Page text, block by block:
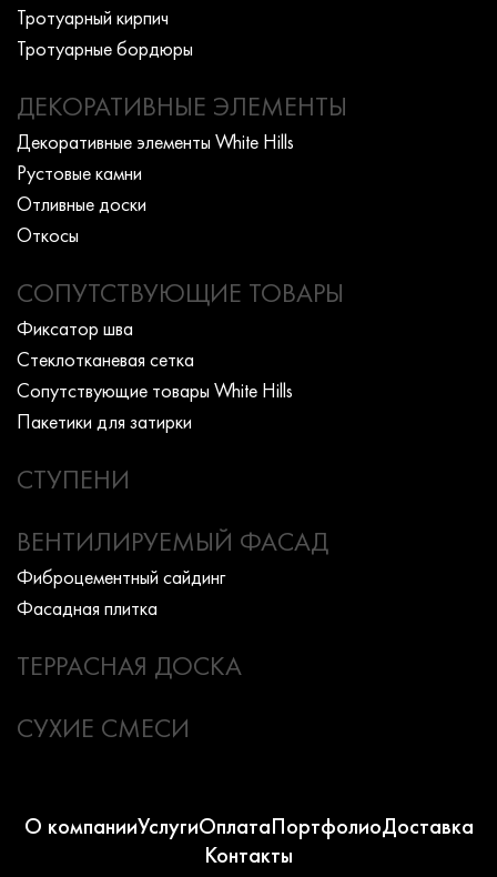
Тротуарный кирпич
Тротуарные бордюры
ДЕКОРАТИВНЫЕ ЭЛЕМЕНТЫ
Декоративные элементы White Hills
Рустовые камни
Отливные доски
Откосы
СОПУТСТВУЮЩИЕ ТОВАРЫ
Фиксатор шва
Стеклотканевая сетка
Сопутствующие товары White Hills
Пакетики для затирки
СТУПЕНИ
ВЕНТИЛИРУЕМЫЙ ФАСАД
Фиброцементный сайдинг
Фасадная плитка
ТЕРРАСНАЯ ДОСКА
СУХИЕ СМЕСИ
О компанииУслугиОплатаПортфолиоДоставка
Контакты